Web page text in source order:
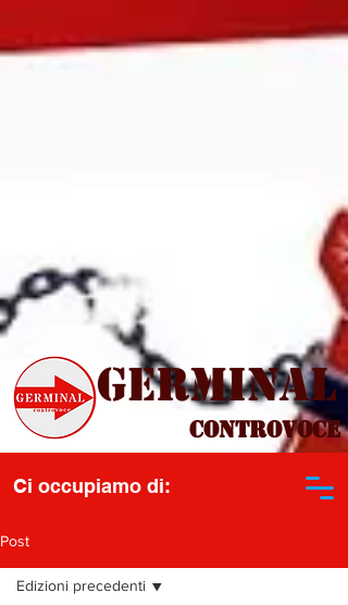
Controvoce
Ci occupiamo di:
Germinal
Post
Edizioni precedenti